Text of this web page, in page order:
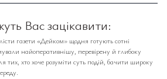
Вас зацікавити:
газети «Дейком» щодня готують сотні
найоперативнішу, перевірену й глибоку
хто хоче розуміти суть подій, бачити широку